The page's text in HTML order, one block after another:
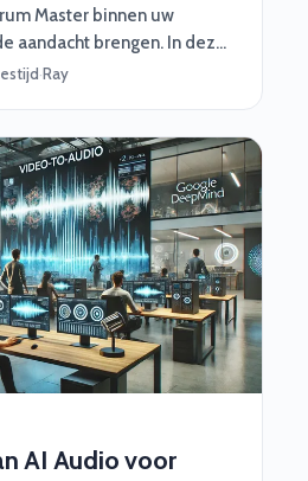
Master binnen uw
aandacht brengen. In deze
competitieve zakelijke
teams te begeleiden en
de implementatie van Agile
Laat me u vertellen waarom
ervaren Scrum Master de
·Ray
AI Audio voor